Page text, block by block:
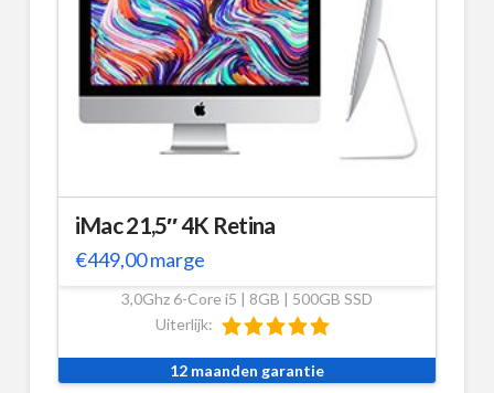
iMac 21,5″ 4K Retina
€449,00marge
3,0Ghz 6-Core i5 | 8GB | 500GB SSD
Uiterlijk:
12 maanden garantie